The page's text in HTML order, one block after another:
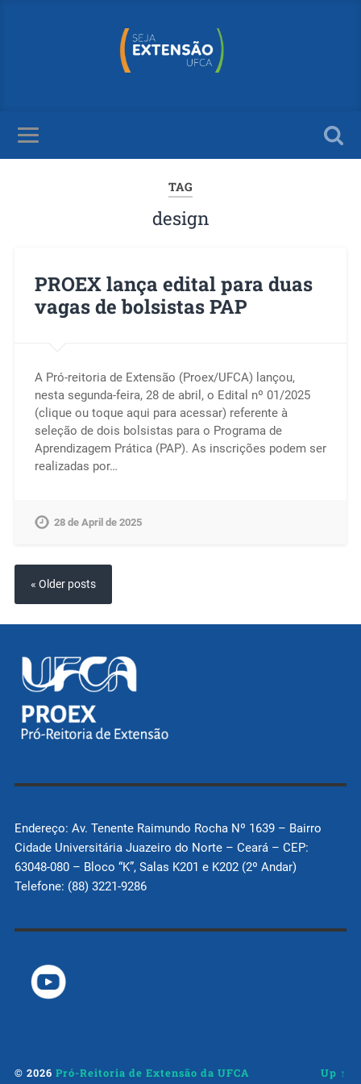
TAG
design
PROEX lança edital para duas
vagas de bolsistas PAP
A Pró-reitoria de Extensão (Proex/UFCA) lançou,
nesta segunda-feira, 28 de abril, o Edital nº 01/2025
(clique ou toque aqui para acessar) referente à
seleção de dois bolsistas para o Programa de
Aprendizagem Prática (PAP). As inscrições podem ser
realizadas por…
28 de April de 2025
« Older posts
Endereço: Av. Tenente Raimundo Rocha Nº 1639 – Bairro
Cidade Universitária Juazeiro do Norte – Ceará – CEP:
63048-080 – Bloco “K”, Salas K201 e K202 (2º Andar)
Telefone: (88) 3221-9286
© 2026 Pró-Reitoria de Extensão da UFCA Up ↑